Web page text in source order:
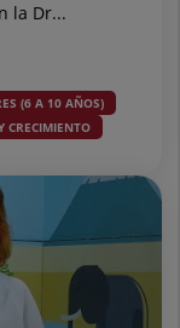
la Dr...
(6 A 10 AÑOS)
CRECIMIENTO